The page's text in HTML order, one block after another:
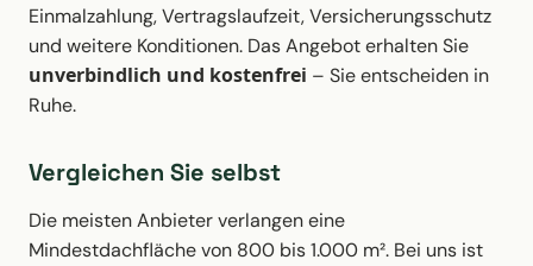
Einmalzahlung, Vertragslaufzeit, Versicherungsschutz
und weitere Konditionen. Das Angebot erhalten Sie
unverbindlich und kostenfrei – Sie entscheiden in
Ruhe.
Vergleichen Sie selbst
Die meisten Anbieter verlangen eine
Mindestdachfläche von 800 bis 1.000 m². Bei uns ist